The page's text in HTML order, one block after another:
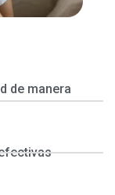
de manera